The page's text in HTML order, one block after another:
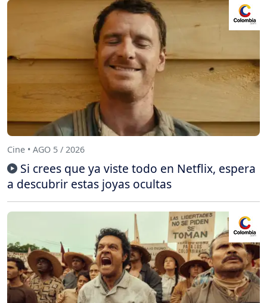
Cine • AGO 5 / 2026
Si crees que ya viste todo en Netflix, espera
a descubrir estas joyas ocultas